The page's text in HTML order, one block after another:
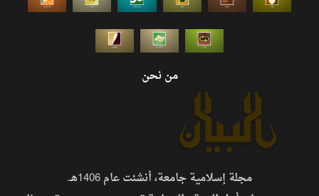
من نحن
مجلة إسلامية جامعة، أنشئت عام 1406هـ.